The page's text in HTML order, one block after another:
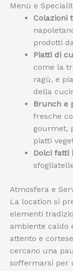
Menù e
Colazioni
prodotti
Piatti di
come la
ragù, e
della
Brunch e
fresche
gourmet,
piatti
Dolci fatti
Atmosfera e
La location si
elementi
ambiente caldo
attento e
cercano una
soffermarsi per